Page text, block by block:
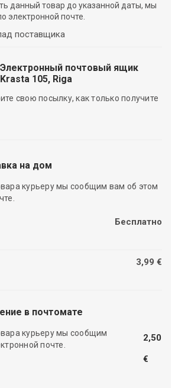
данный товар до указанной даты, мы
электронной почте.
поставщика
почтовый ящик
105, Riga
свою посылку, как только получите
на дом
курьеру мы сообщим вам об этом
Бесплатно
3,99 €
в почтомате
курьеру мы сообщим
почте.
2,50
€